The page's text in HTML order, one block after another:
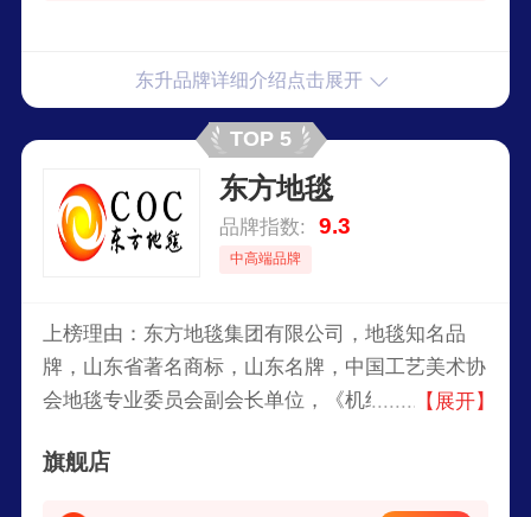
东升品牌详细介绍点击展开
TOP 5
东方地毯
品牌指数: 9.3
中高端品牌
上榜理由：东方地毯集团有限公司，地毯知名品
牌，山东省著名商标，山东名牌，中国工艺美术协
会地毯专业委员会副会长单位，《机织地毯》国家
地毯用品供应商。
【展开】
旗舰店